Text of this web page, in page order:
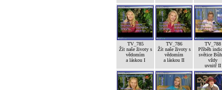
TV_785
Žít naše životy s
vědomím
a láskou I
TV_786
Žít naše životy s
vědomím
a láskou II
TV_788
Příběh
světice
vždy
uvnitř II